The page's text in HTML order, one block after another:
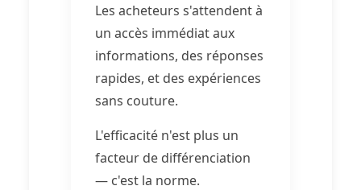
Les acheteurs s'attendent à
un accès immédiat aux
informations, des réponses
rapides, et des expériences
sans couture.
L'efficacité n'est plus un
facteur de différenciation
— c'est la norme.